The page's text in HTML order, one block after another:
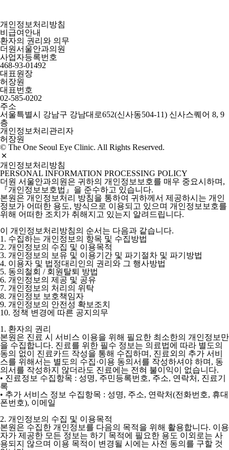
개인정보처리방침
비급여안내
환자의 권리와 의무
더원서울안과의원
사업자등록번호
468-93-01492
대표원장
허장원
대표번호
02-585-0202
주소
서울특별시 강남구 강남대로652(신사동504-11) 신사스퀘어 8, 9
층
개인정보처리관리자
허장원
© The One Seoul Eye Clinic. All Rights Reserved.
개인정보처리방침
PERSONAL INFORMATION PROCESSING POLICY
더원 서울안과의원은 귀하의 개인정보보호를 매우 중요시하며,
『개인정보보호법』을 준수하고 있습니다.
본원은 개인정보처리 방침을 통하여 귀하께서 제공하시는 개인
정보가 어떠한 용도, 방식으로 이용되고 있으며 개인정보보호를
위해 어떠한 조치가 취해지고 있는지 알려드립니다.
이 개인정보처리방침의 순서는 다음과 같습니다.
1. 수집하는 개인정보의 항목 및 수집방법
2. 개인정보의 수집 및 이용목적
3. 개인정보의 보유 및 이용기간 및 파기절차 및 파기방법
4. 이용자 및 법정대리인의 권리와 그 행사방법
5. 동의철회 / 회원탈퇴 방법
6. 개인정보의 제공 및 공유
7. 개인정보의 처리의 위탁
8. 개인정보 보호책임자
9. 개인정보의 안전성 확보조치
10. 정책 변경에 따른 공지의무
1. 환자의 권리
본원은 진료 시 서비스 이용을 위해 필요한 최소한의 개인정보만
을 수집합니다. 진료를 위한 필수 정보는 의료법에 따라 별도의
동의 없이 진료카드 작성을 통해 수집하며, 진료외의 추가 서비
스를 위해서는 별도의 수집·이용 동의서를 작성하셔야 하며, 동
의서를 작성하지 않더라도 진료에는 전혀 불이익이 없습니다.
• 진료정보 수집항목 : 성명, 주민등록번호, 주소, 연락처, 진료기
록
• 추가 서비스 정보 수집항목 : 성명, 주소, 연락처(전화번호, 휴대
폰번호), 이메일
2. 개인정보의 수집 및 이용목적
본원은 수집한 개인정보를 다음의 목적을 위해 활용합니다. 이용
자가 제공한 모든 정보는 하기 목적에 필요한 용도 이외로는 사
용되지 않으며 이용 목적이 변경될 시에는 사전 동의를 구할 것